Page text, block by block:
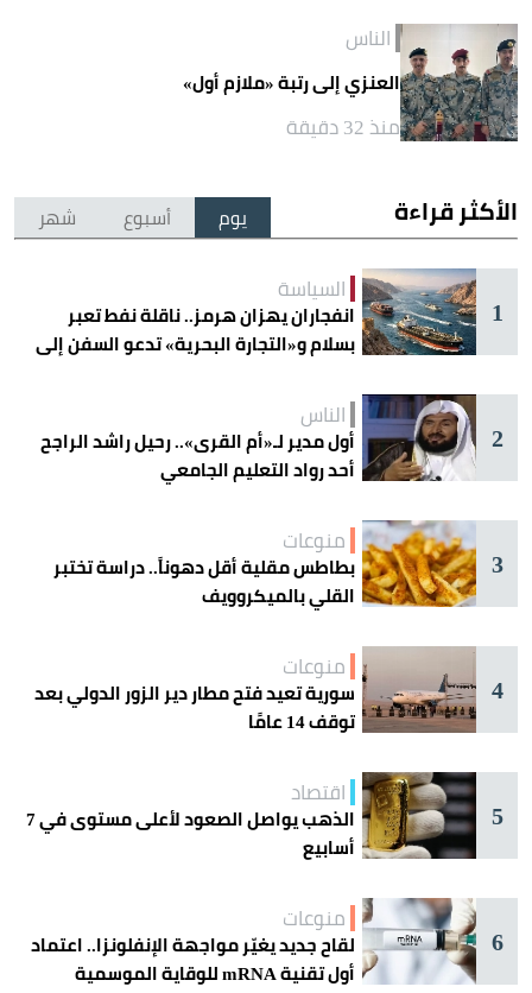
الناس
العنزي إلى رتبة «ملازم أول»
منذ 32 دقيقة
الأكثر قراءة يوم أسبوع شهر
1
السياسة
انفجاران يهزان هرمز.. ناقلة نفط تعبر
بسلام و«التجارة البحرية» تدعو السفن إلى
2
الناس
أول مدير لـ«أم القرى».. رحيل راشد الراجح
أحد رواد التعليم الجامعي
3
منوعات
بطاطس مقلية أقل دهوناً.. دراسة تختبر
القلي بالميكروويف
4
منوعات
سورية تعيد فتح مطار دير الزور الدولي بعد
توقف 14 عامًا
5
اقتصاد
الذهب يواصل الصعود لأعلى مستوى في 7
أسابيع
6
منوعات
لقاح جديد يغيّر مواجهة الإنفلونزا.. اعتماد
أول تقنية mRNA للوقاية الموسمية